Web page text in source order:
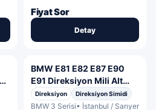
Fiyat Sor
Detay
BMW E81 E82 E87 E90
E91 Direksiyon Mili Alt
Bağlantısı 6781591 OEM
6781591
Direksiyon Direksiyon Simidi
BMW 3 Serisi• İstanbul / Sarıyer